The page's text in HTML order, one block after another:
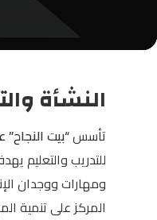
النشأة
تأسس“بيت النجاح” عام
للتدريب والتعليم
ومهارات ووجدان
المركز على تنمية